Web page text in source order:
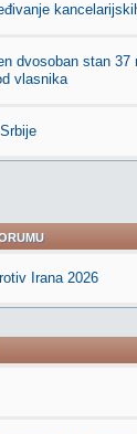
dvosoban stan 37
vlasnika
Irana 2026